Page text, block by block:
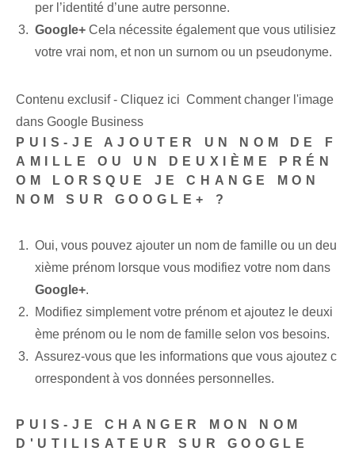
per l’identité d’une autre personne.
Google+ Cela nécessite également que vous utilisiez
votre vrai nom, et non un surnom ou un pseudonyme.
Contenu exclusif - Cliquez ici Comment changer l'image
dans Google Business
PUIS-JE AJOUTER UN NOM DE F
AMILLE OU UN DEUXIÈME PRÉN
OM LORSQUE JE CHANGE MON
NOM SUR GOOGLE+ ?
Oui, vous pouvez ajouter un nom de famille ou un deu
xième prénom lorsque vous modifiez votre nom dans
Google+.
Modifiez simplement votre prénom et ajoutez le deuxi
ème prénom ou le nom de famille selon vos besoins.
Assurez-vous que les informations que vous ajoutez c
orrespondent à vos données personnelles.
PUIS-JE CHANGER MON NOM
D'UTILISATEUR SUR GOOGLE